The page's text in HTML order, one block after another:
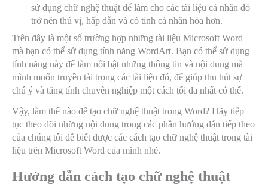
sử dụng chữ nghệ thuật để làm cho các tài liệu cá nhân đó
trở nên thú vị, hấp dẫn và có tính cá nhân hóa hơn.
Trên đây là một số trường hợp những tài liệu Microsoft Word
mà bạn có thể sử dụng tính năng WordArt. Bạn có thể sử dụng
tính năng này để làm nổi bật những thông tin và nội dung mà
mình muốn truyền tải trong các tài liệu đó, để giúp thu hút sự
chú ý và tăng tính chuyên nghiệp một cách tối đa nhất có thể.
Vậy, làm thế nào để tạo chữ nghệ thuật trong Word? Hãy tiếp
tục theo dõi những nội dung trong các phần hướng dẫn tiếp theo
của chúng tôi để biết được các cách tạo chữ nghệ thuật trong tài
liệu trên Microsoft Word của mình nhé.
Hướng dẫn cách tạo chữ nghệ thuật